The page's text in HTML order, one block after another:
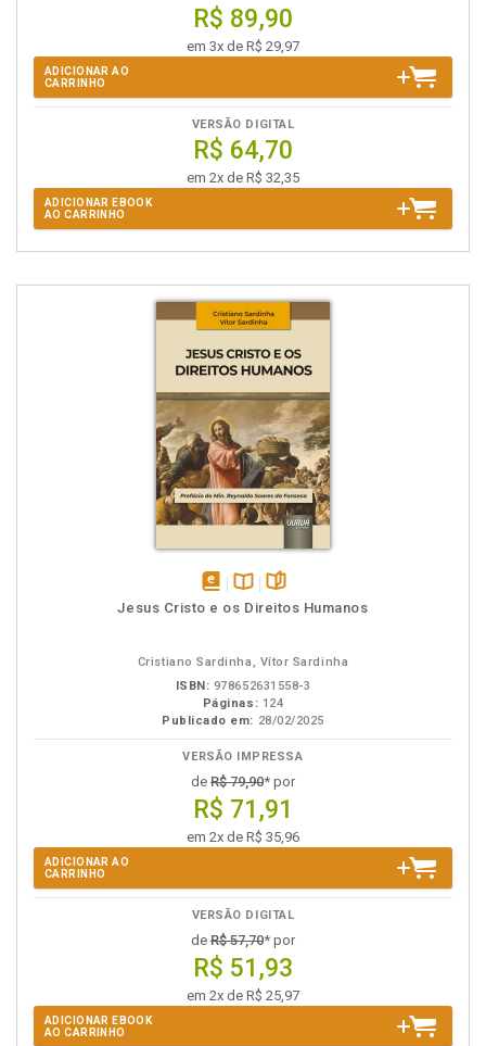
R$ 89,90
em 3x de R$ 29,97
ADICIONAR AO
CARRINHO
VERSÃO DIGITAL
R$ 64,70
em 2x de R$ 32,35
ADICIONAR EBOOK
AO CARRINHO
disponívelDisponível
páginas
Jesus Cristo e os Direitos Humanos
Cristiano Sardinha, Vítor Sardinha
ISBN: 978652631558-3
Páginas: 124
Publicado em: 28/02/2025
VERSÃO IMPRESSA
de R$ 79,90* por
R$ 71,91
em 2x de R$ 35,96
ADICIONAR AO
CARRINHO
VERSÃO DIGITAL
de R$ 57,70* por
R$ 51,93
em 2x de R$ 25,97
ADICIONAR EBOOK
AO CARRINHO